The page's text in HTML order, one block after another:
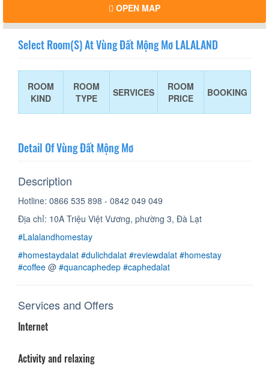
OPEN MAP
Select Room(s) At Vùng Đất Mộng Mơ LALALAND
ROOM
KIND
ROOM
TYPE
SERVICES
ROOM
PRICE
BOOKING
Detail Of Vùng Đất Mộng Mơ
Description
Hotline: 0866 535 898 - 0842 049 049
Địa chỉ: 10A Triệu Việt Vương, phường 3, Đà Lạt
#Lalalandhomestay
#homestaydalat #dulichdalat #reviewdalat #homestay
#coffee @ #quancaphedep #caphedalat
Services and Offers
Internet
Activity and relaxing